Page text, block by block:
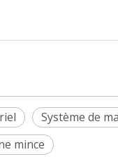
Système de
mince